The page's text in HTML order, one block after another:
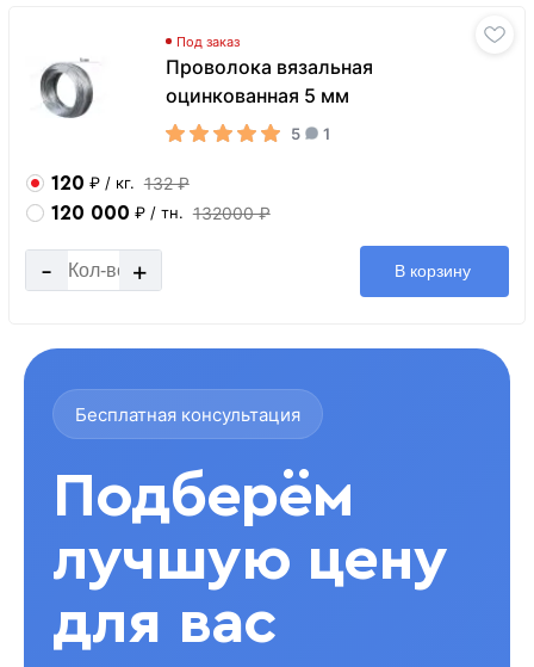
Под заказ
Проволока вязальная
оцинкованная 5 мм
5 1
120 ₽ / кг. 132 ₽
120 000 ₽ / тн. 132000 ₽
- + В корзину
Бесплатная консультация
Подберём
лучшую цену
для вас